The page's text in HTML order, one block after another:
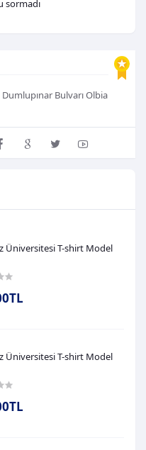
Bulvarı Olbia
Üniversitesi T-shirt Model
Üniversitesi T-shirt Model
sormadı